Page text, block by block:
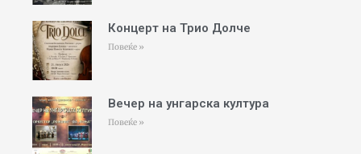
Концерт на Трио Долче
Повеќе »
Вечер на унгарска култура
Повеќе »